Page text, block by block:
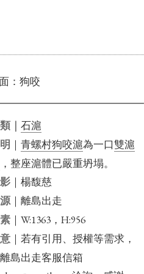
：狗咬
｜石滬
｜青螺村狗咬滬為一口雙滬
，整座滬體已嚴重坍塌。
｜楊馥慈
｜離島出走
｜W:1363，H:956
｜若有引用、授權等需求，
島出走客服信箱